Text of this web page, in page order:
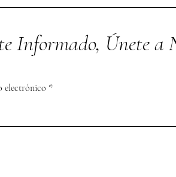
Informado, Únete a
electrónico